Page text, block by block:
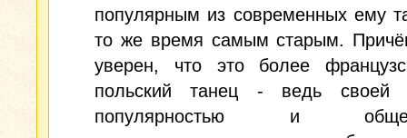
популярным из современных ему
то же время самым старым.
уверен, что это более
польский танец - ведь своей
популярностью и